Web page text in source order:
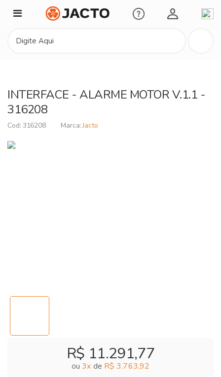
Minha Conta
INTERFACE - ALARME MOTOR V.1.1 -
316208
316208 Jacto
R$ 11.291,77
ou3x de R$ 3.763,92